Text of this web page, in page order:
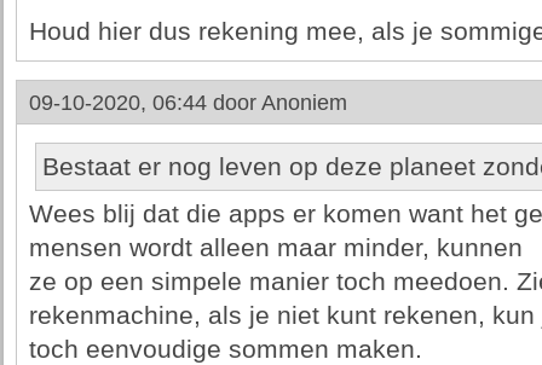
Houd hier dus rekening mee, als je
09-10-2020, 06:44 door Anoniem
Bestaat er nog leven op deze planeet
Wees blij dat die apps er komen want het
mensen wordt alleen maar minder, kunnen
ze op een simpele manier toch meedoen.
rekenmachine, als je niet kunt rekenen, kun
toch eenvoudige sommen maken.